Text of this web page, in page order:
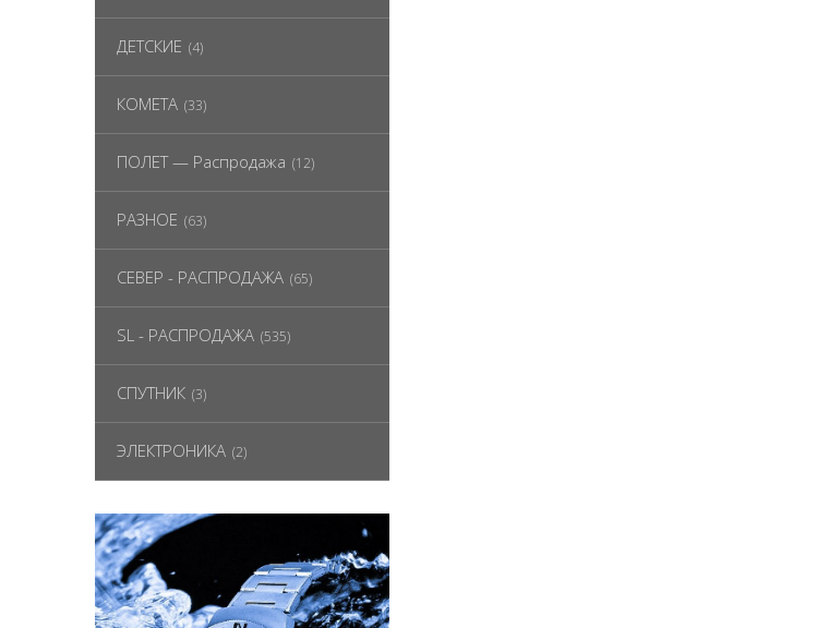
ДЕТСКИЕ (4)
КОМЕТА (33)
ПОЛЕТ — Распродажа (12)
РАЗНОЕ (63)
СЕВЕР - РАСПРОДАЖА (65)
SL - РАСПРОДАЖА (535)
СПУТНИК (3)
ЭЛЕКТРОНИКА (2)